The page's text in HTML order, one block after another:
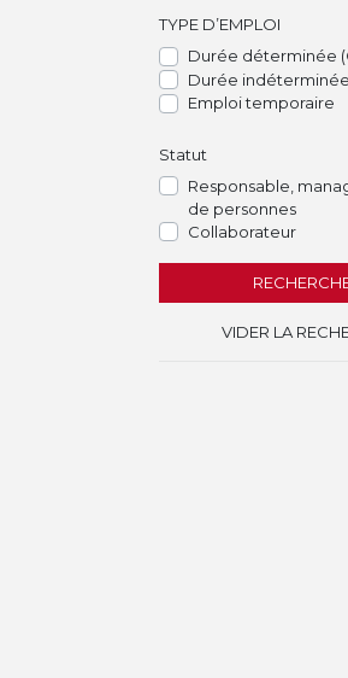
TYPE D’EMPLOI
Durée déterminée
Durée
Emploi temporaire
Statut
Responsable,
de personnes
Collaborateur
VIDER LA